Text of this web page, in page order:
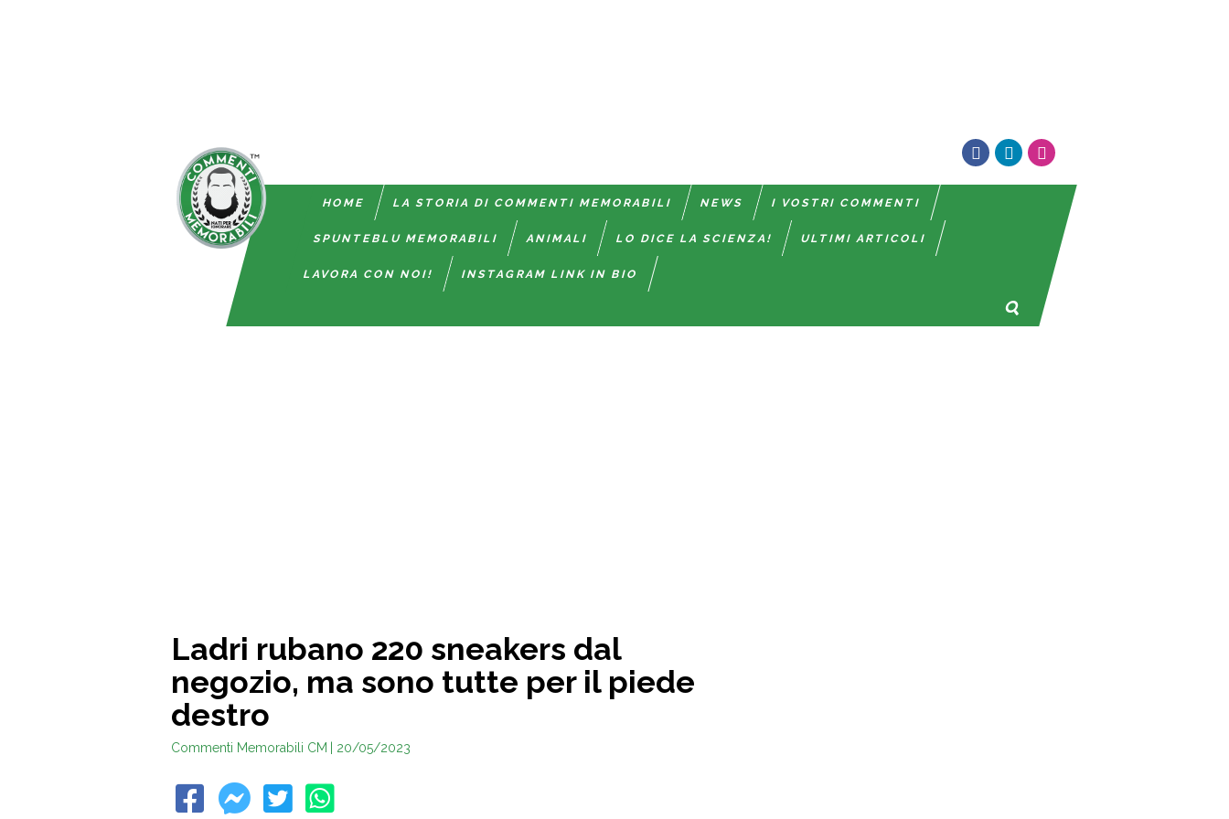
HOME LA STORIA DI COMMENTI MEMORABILI NEWS I VOSTRI COMMENTI
SPUNTEBLU MEMORABILI ANIMALI LO DICE LA SCIENZA! ULTIMI ARTICOLI
LAVORA CON NOI! INSTAGRAM LINK IN BIO
Ladri rubano 220 sneakers dal
negozio, ma sono tutte per il piede
destro
Commenti Memorabili CM | 20/05/2023